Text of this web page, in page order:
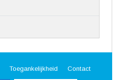
Toegankelijkheid Contact